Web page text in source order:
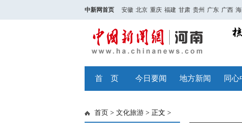
中新网首页 安徽 北京 重庆 福建 甘肃 贵州 广东 广西
首 页 今日要闻 地方新闻 同心
首页 > 文化旅游 > 正文 >